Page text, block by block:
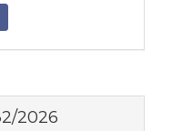
2026